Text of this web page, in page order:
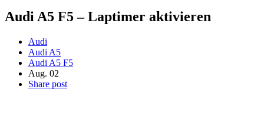
Audi A5 F5 – Laptimer aktivieren
Audi
Audi A5
Audi A5 F5
Aug. 02
Share post